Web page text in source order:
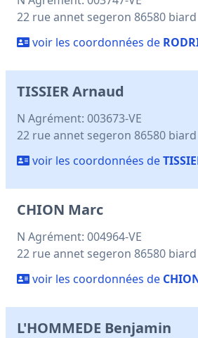
22 rue annet segeron 86580 biard
voir les coordonnées de
TISSIER Arnaud
N Agrément: 003673-VE
22 rue annet segeron 86580 biard
voir les coordonnées de
CHION Marc
N Agrément: 004964-VE
22 rue annet segeron 86580 biard
voir les coordonnées de
L'HOMMEDE Benjamin